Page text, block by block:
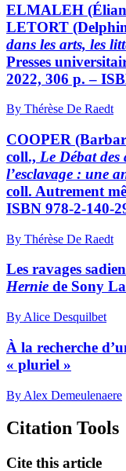
ELMALEH
LETORT
dans les arts, les
Presses
2022, 306 p. –
By Thérèse De Raedt
COOPER
coll., Le Débat
l’esclavage : une
coll. Autrement
ISBN 978-2-140-
By Thérèse De Raedt
Les ravages
Hernie de Sony
By Alice Desquilbet
À la recherche
« pluriel »
By Alex Demeulenaere
Citation Tools
Cite this article